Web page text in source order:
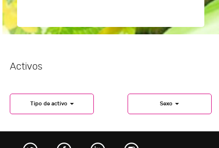
Activos
Tipo de activo Sexo